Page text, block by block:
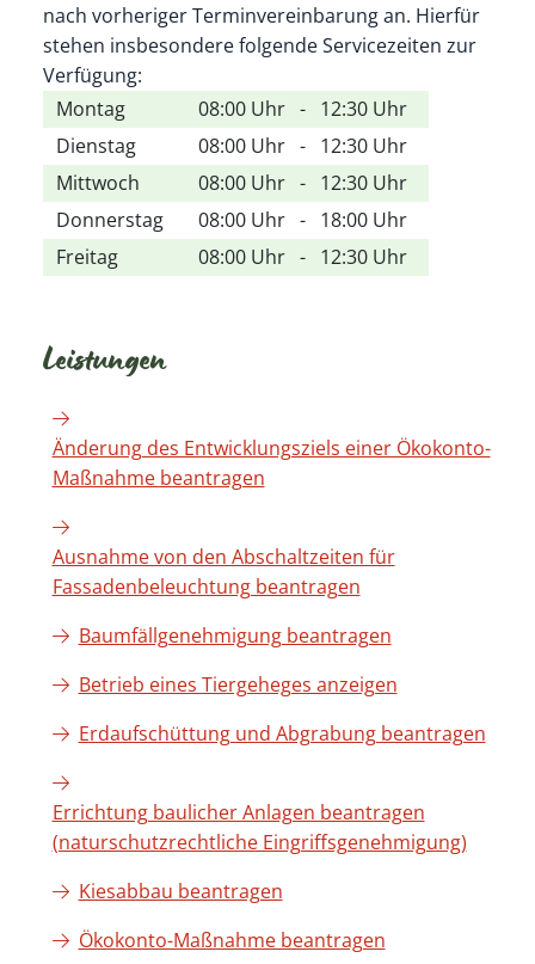
nach vorheriger Terminvereinbarung an. Hierfür
stehen insbesondere folgende Servicezeiten zur
Verfügung:
Montag
08:00 Uhr - 12:30 Uhr
Dienstag
08:00 Uhr - 12:30 Uhr
Mittwoch
08:00 Uhr - 12:30 Uhr
Donnerstag
08:00 Uhr - 18:00 Uhr
Freitag
08:00 Uhr - 12:30 Uhr
Leistungen
Änderung des Entwicklungsziels einer Ökokonto-
Maßnahme beantragen
Ausnahme von den Abschaltzeiten für
Fassadenbeleuchtung beantragen
Baumfällgenehmigung beantragen
Betrieb eines Tiergeheges anzeigen
Erdaufschüttung und Abgrabung beantragen
Errichtung baulicher Anlagen beantragen
(naturschutzrechtliche Eingriffsgenehmigung)
Kiesabbau beantragen
Ökokonto-Maßnahme beantragen